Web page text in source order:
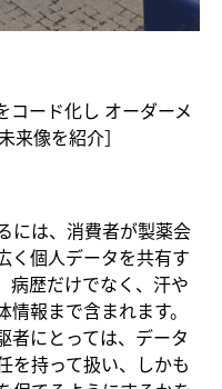
コード化し オーダーメ
来像を紹介］
には、消費者が製薬会
く個人データを共有す
病歴だけでなく、汗や
報まで含まれます。
者にとっては、データ
を持って扱い、しかも